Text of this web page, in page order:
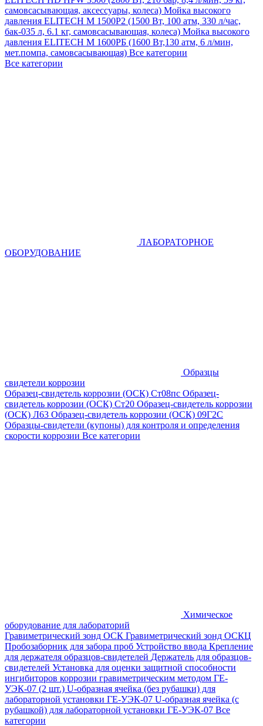
самовсасывающая, аксессуары, колеса) Мойка высокого
давления ELITECH M 1500P2 (1500 Вт, 100 атм, 330 л/час,
бак-035 л, 6.1 кг, самовсасывающая, колеса) Мойка высокого
давления ELITECH М 1600РБ (1600 Вт,130 атм, 6 л/мин,
мет.помпа, самовсасывающая) Все категории
Все категории
ЛАБОРАТОРНОЕ
ОБОРУДОВАНИЕ
Образцы
свидетели коррозии
Образец-свидетель коррозии (ОСК) Ст08пс Образец-
свидетель коррозии (ОСК) Ст20 Образец-свидетель коррозии
(ОСК) Л63 Образец-свидетель коррозии (ОСК) 09Г2С
Образцы-свидетели (купоны) для контроля и определения
скорости коррозии Все категории
Химическое
оборудование для лабораторий
Гравиметрический зонд ОСК Гравиметрический зонд ОСКЦ
Пробозаборник для забора проб Устройство ввода Крепление
для держателя образцов-свидетелей Держатель для образцов-
свидетелей Установка для оценки защитной способности
ингибиторов коррозии гравиметрическим методом ГЕ-
УЭК-07 (2 шт.) U-образная ячейка (без рубашки) для
лабораторной установки ГЕ-УЭК-07 U-образная ячейка (с
рубашкой) для лабораторной установки ГЕ-УЭК-07 Все
категории